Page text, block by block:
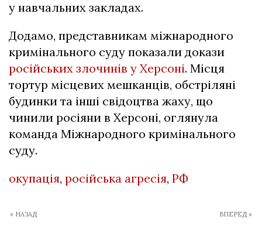
у навчальних закладах.
Додамо, представникам міжнародного
кримінального суду показали докази
російських злочинів у Херсоні. Місця
тортур місцевих мешканців, обстріляні
будинки та інші свідоцтва жаху, що
чинили росіяни в Херсоні, оглянула
команда Міжнародного кримінального
суду.
окупація, російська агресія, РФ
« НАЗАД ВПЕРЕД »